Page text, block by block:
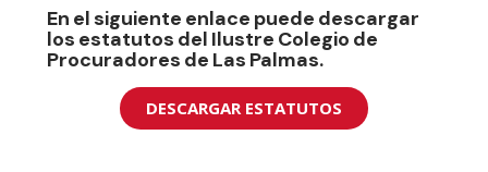
En el siguiente enlace puede descargar
los estatutos del Ilustre Colegio de
Procuradores de Las Palmas.
DESCARGAR ESTATUTOS